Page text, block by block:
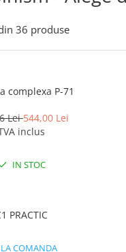
36 produse
complexa P-71
Lei544,00 Lei
inclus
IN STOC
PRACTIC
LA COMANDA